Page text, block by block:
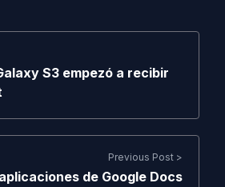
S3 empezó a recibir
Previous Post >
de Google Docs